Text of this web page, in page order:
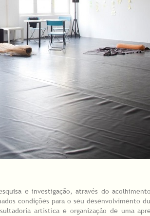
e investigação, através do
condições para o seu desenvolvimento
artística e organização de uma